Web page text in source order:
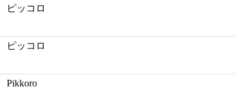
ピッコロ
ピッコロ
Pikkoro